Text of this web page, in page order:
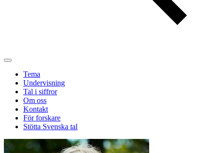
Tema
Undervisning
Tal i siffror
Om oss
Kontakt
För forskare
Stötta Svenska tal